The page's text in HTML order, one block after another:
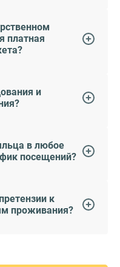
платная
и
в любое
посещений?
к
проживания?